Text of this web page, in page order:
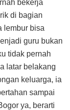
bekerja
di bagian
lembur bisa
guru bukan
tidak pernah
latar belakang
keluarga, ia
sampai
ya, berarti